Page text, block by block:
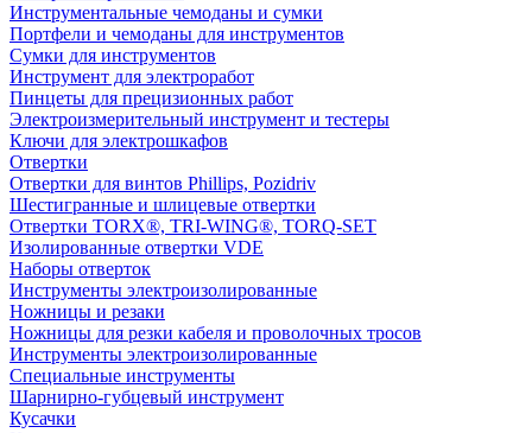
Инструментальные чемоданы и сумки
Портфели и чемоданы для инструментов
Сумки для инструментов
Инструмент для электроработ
Пинцеты для прецизионных работ
Электроизмерительный инструмент и тестеры
Ключи для электрошкафов
Отвертки
Отвертки для винтов Phillips, Pozidriv
Шестигранные и шлицевые отвертки
Отвертки TORX®, TRI-WING®, TORQ-SET
Изолированные отвертки VDE
Наборы отверток
Инструменты электроизолированные
Ножницы и резаки
Ножницы для резки кабеля и проволочных тросов
Инструменты электроизолированные
Специальные инструменты
Шарнирно-губцевый инструмент
Кусачки